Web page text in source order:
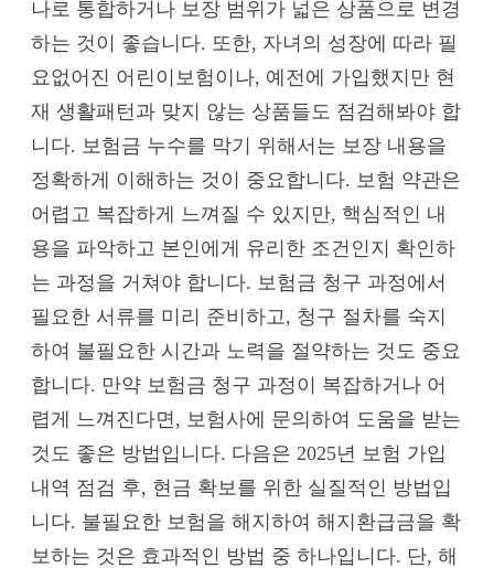
나로 통합하거나 보장 범위가 넓은 상품으로 변경
하는 것이 좋습니다. 또한, 자녀의 성장에 따라 필
요없어진 어린이보험이나, 예전에 가입했지만 현
재 생활패턴과 맞지 않는 상품들도 점검해봐야 합
니다. 보험금 누수를 막기 위해서는 보장 내용을
정확하게 이해하는 것이 중요합니다. 보험 약관은
어렵고 복잡하게 느껴질 수 있지만, 핵심적인 내
용을 파악하고 본인에게 유리한 조건인지 확인하
는 과정을 거쳐야 합니다. 보험금 청구 과정에서
필요한 서류를 미리 준비하고, 청구 절차를 숙지
하여 불필요한 시간과 노력을 절약하는 것도 중요
합니다. 만약 보험금 청구 과정이 복잡하거나 어
렵게 느껴진다면, 보험사에 문의하여 도움을 받는
것도 좋은 방법입니다. 다음은 2025년 보험 가입
내역 점검 후, 현금 확보를 위한 실질적인 방법입
니다. 불필요한 보험을 해지하여 해지환급금을 확
보하는 것은 효과적인 방법 중 하나입니다. 단, 해